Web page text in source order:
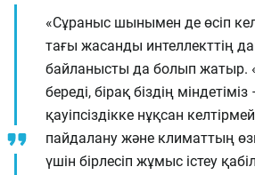
«Сұраныс шынымен де өсіп
тағы жасанды интеллекттің
байланысты да болып жатыр.
береді, бірақ біздің
қауіпсіздікке нұқсан
пайдалану және климаттың
үшін бірлесіп жұмыс істеу